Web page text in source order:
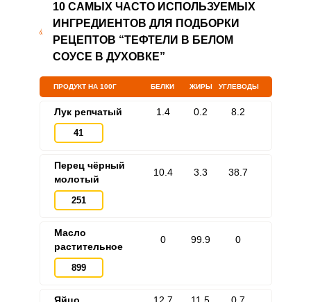
10 САМЫХ ЧАСТО ИСПОЛЬЗУЕМЫХ
ИНГРЕДИЕНТОВ ДЛЯ ПОДБОРКИ
РЕЦЕПТОВ “ТЕФТЕЛИ В БЕЛОМ
СОУСЕ В ДУХОВКЕ”
ПРОДУКТ НА 100Г БЕЛКИ ЖИРЫ УГЛЕВОДЫ
Лук репчатый
41
1.4 0.2 8.2
Перец чёрный
молотый
251
10.4 3.3 38.7
Масло
растительное
899
0 99.9 0